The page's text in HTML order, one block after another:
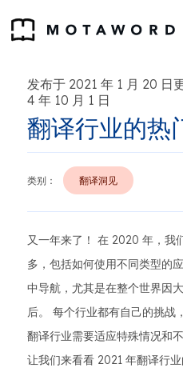
发布于 2021 年 1 月 20 日
4 年 10 月 1 日
翻译行业的热
类别： 翻译洞见
又一年来了！ 在 2020 年，我
多，包括如何使用不同类型的
中导航，尤其是在整个世界因
后。 每个行业都有自己的挑战
翻译行业需要适应特殊情况和
让我们来看看 2021 年翻译行业